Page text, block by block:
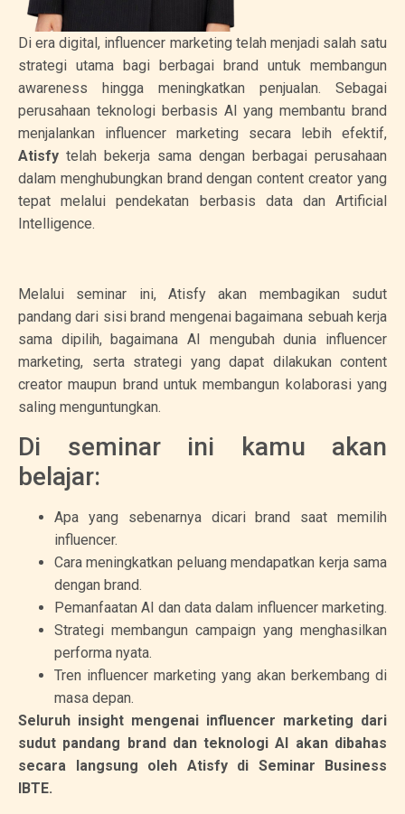
Di era digital, influencer marketing telah menjadi salah satu
strategi utama bagi berbagai brand untuk membangun
awareness hingga meningkatkan penjualan. Sebagai
perusahaan teknologi berbasis AI yang membantu brand
menjalankan influencer marketing secara lebih efektif,
Atisfy telah bekerja sama dengan berbagai perusahaan
dalam menghubungkan brand dengan content creator yang
tepat melalui pendekatan berbasis data dan Artificial
Intelligence.
Melalui seminar ini, Atisfy akan membagikan sudut
pandang dari sisi brand mengenai bagaimana sebuah kerja
sama dipilih, bagaimana AI mengubah dunia influencer
marketing, serta strategi yang dapat dilakukan content
creator maupun brand untuk membangun kolaborasi yang
saling menguntungkan.
Di seminar ini kamu akan
belajar:
Apa yang sebenarnya dicari brand saat memilih
influencer.
Cara meningkatkan peluang mendapatkan kerja sama
dengan brand.
Pemanfaatan AI dan data dalam influencer marketing.
Strategi membangun campaign yang menghasilkan
performa nyata.
Tren influencer marketing yang akan berkembang di
masa depan.
Seluruh insight mengenai influencer marketing dari
sudut pandang brand dan teknologi AI akan dibahas
secara langsung oleh Atisfy di Seminar Business
IBTE.